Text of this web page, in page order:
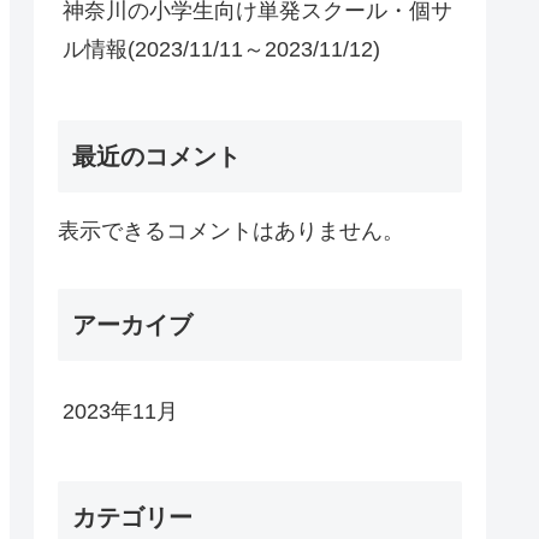
神奈川の小学生向け単発スクール・個サ
ル情報(2023/11/11～2023/11/12)
最近のコメント
表示できるコメントはありません。
アーカイブ
2023年11月
カテゴリー